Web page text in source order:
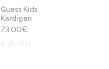
Guess Kids
Kardigan
73.00€
8 10 12 +1